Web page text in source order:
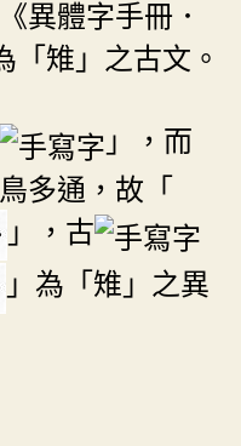
異體字手冊．
「雉」之古文。
」，而
多通，故「
」，古
」為「雉」之異